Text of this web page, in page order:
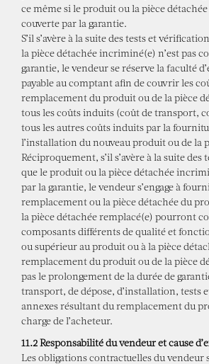
ce même si le produit ou la pièce
couverte par la garantie.
S’il s’avère à la suite des tests et
la pièce détachée incriminé(e) n’est pas
garantie, le vendeur se réserve la faculté
payable au comptant afin de couvrir les
remplacement du produit ou de la pièce
tous les coûts induits (coût de transport,
tous les autres coûts induits par la
l’installation du nouveau produit ou de la
Réciproquement, s’il s’avère à la suite
que le produit ou la pièce détachée
par la garantie, le vendeur s’engage à
remplacement ou la pièce détachée du
la pièce détachée remplacé(e) pourront
composants différents de qualité et
ou supérieur au produit ou à la pièce
remplacement du produit ou de la pièce
pas le prolongement de la durée de
transport, de dépose, d’installation, tests
annexes résultant du remplacement du
charge de l’acheteur.
11.2 Responsabilité du vendeur et cause
Les obligations contractuelles du vendeur